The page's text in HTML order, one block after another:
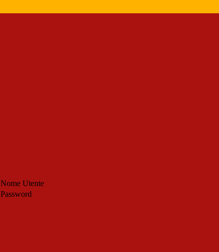
Nome Utente
Password